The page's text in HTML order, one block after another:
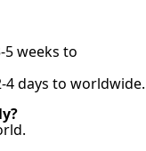
weeks to
4 days to worldwide.